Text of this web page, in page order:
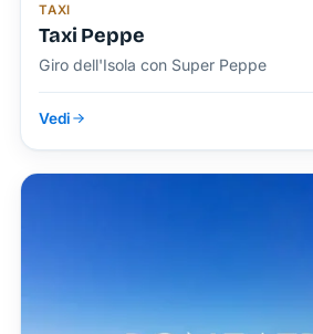
TAXI
Taxi Peppe
Giro dell'Isola con Super Peppe
Vedi